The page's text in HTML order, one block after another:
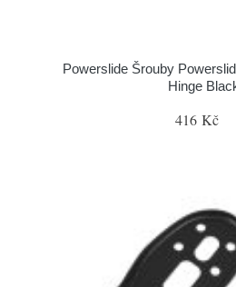
Powerslide Šrouby
Hinge
416 Kč